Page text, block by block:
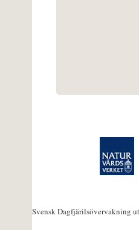
Svensk Dagfjärilsövervakning